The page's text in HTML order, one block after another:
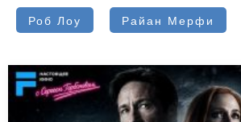
Роб Лоу Райан Мерфи